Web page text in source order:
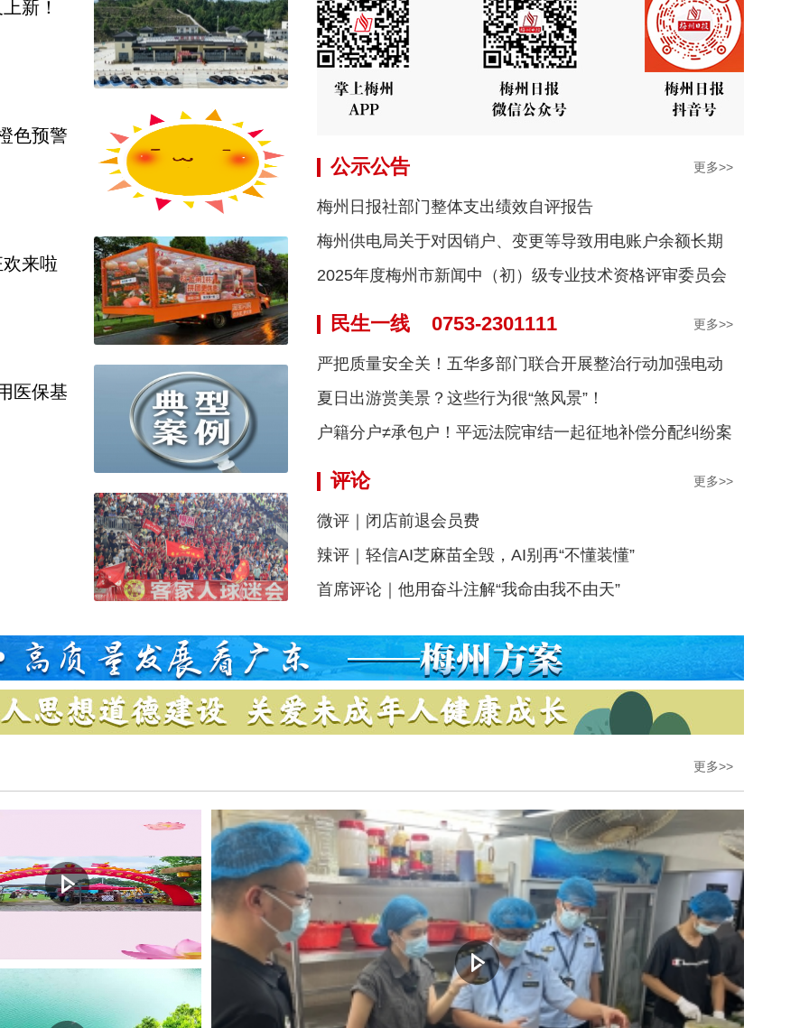
新！
色预警
来啦
医保基
公示公告 更多>>
梅州日报社部门整体支出绩效自评报告
梅州供电局关于对因销户、变更等导致用电账户余额长期
挂账情况的公告
2025年度梅州市新闻中（初）级专业技术资格评审委员会
通过人员公示
民生一线 0753-2301111 更多>>
严把质量安全关！五华多部门联合开展整治行动加强电动
自行车监管
夏日出游赏美景？这些行为很“煞风景”！
户籍分户≠承包户！平远法院审结一起征地补偿分配纠纷案
评论 更多>>
微评｜闭店前退会员费
辣评｜轻信AI芝麻苗全毁，AI别再“不懂装懂”
首席评论｜他用奋斗注解“我命由我不由天”
更多>>